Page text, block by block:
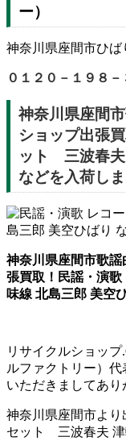
ー）
神奈川県座間市ひば
０１２０－１９８－
神奈川県座間
ショップ出張
ット 三波春夫
などを入荷しま
神奈川県座間市歌
張買取！民謡・演
味線 北島三郎 美空
リサイクルショッ
ルファクトリー）
いただきましてあり
神奈川県座間市より
セット 三波春夫 津